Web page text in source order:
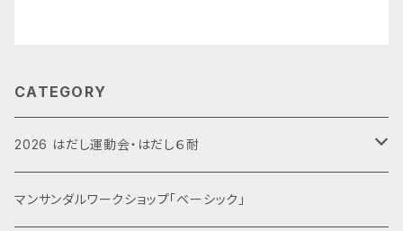
CATEGORY
2026 はだし運動会・はだし６耐
運動会エントリー
マンサンダルワークショップ「ベーシック」